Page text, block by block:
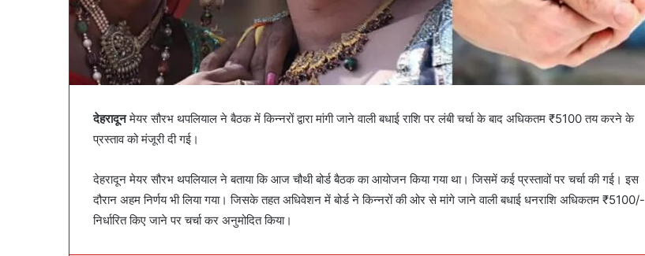
देहरादूनमेयर सौरभ थपलियाल ने बैठक में किन्नरों द्वारा मांगी जाने वाली बधाई राशि पर लंबी चर्चा के बाद अधिकतम ₹5100 तय करने के
प्रस्ताव को मंजूरी दी गई।
देहरादून मेयर सौरभ थपलियाल ने बताया कि आज चौथी बोर्ड बैठक का आयोजन किया गया था। जिसमें कई प्रस्तावों पर चर्चा की गई। इस
दौरान अहम निर्णय भी लिया गया। जिसके तहत अधिवेशन में बोर्ड ने किन्नरों की ओर से मांगे जाने वाली बधाई धनराशि अधिकतम ₹5100/-
निर्धारित किए जाने पर चर्चा कर अनुमोदित किया।